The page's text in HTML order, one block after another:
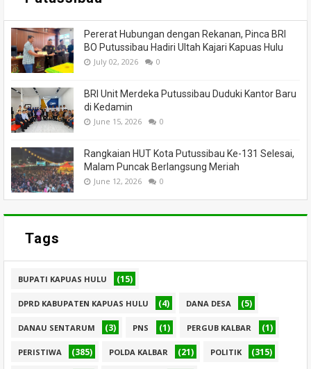
Pererat Hubungan dengan Rekanan, Pinca BRI
BO Putussibau Hadiri Ultah Kajari Kapuas Hulu
July 02, 2026 0
BRI Unit Merdeka Putussibau Duduki Kantor Baru
di Kedamin
June 15, 2026 0
Rangkaian HUT Kota Putussibau Ke-131 Selesai,
Malam Puncak Berlangsung Meriah
June 12, 2026 0
Tags
BUPATI KAPUAS HULU (15)
DPRD KABUPATEN KAPUAS HULU (4) DANA DESA (5)
DANAU SENTARUM (3) PNS (1) PERGUB KALBAR (1)
PERISTIWA (385) POLDA KALBAR (21) POLITIK (315)